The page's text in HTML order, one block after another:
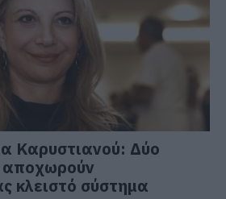
Καρυστιανού: Δύο
αποχωρούν
κλειστό σύστημα